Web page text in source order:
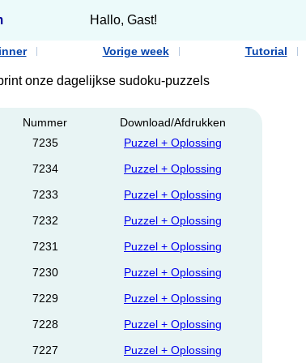
Hallo, Gast!
Vorige week Tutorial
onze dagelijkse sudoku-puzzels
Nummer
Download/Afdrukken
7235
Puzzel + Oplossing
7234
Puzzel + Oplossing
7233
Puzzel + Oplossing
7232
Puzzel + Oplossing
7231
Puzzel + Oplossing
7230
Puzzel + Oplossing
7229
Puzzel + Oplossing
7228
Puzzel + Oplossing
7227 Puzzel + Oplossing